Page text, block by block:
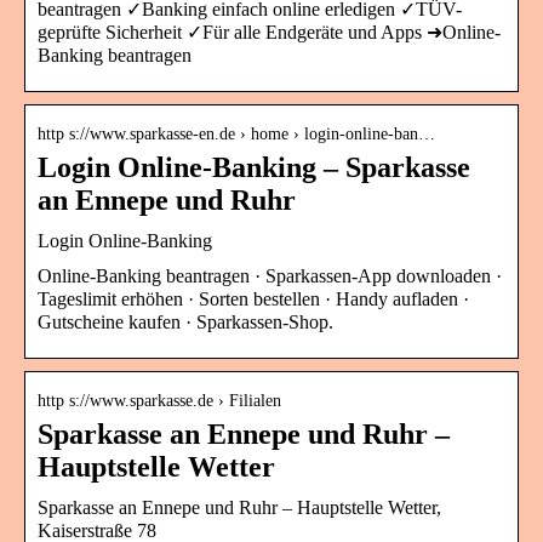
beantragen ✓Banking einfach online erledigen ✓TÜV-
geprüfte Sicherheit ✓Für alle Endgeräte und Apps ➜Online-
Banking beantragen
http s://www.sparkasse-en.de › home › login-online-ban…
Login Online-Banking – Sparkasse
an Ennepe und Ruhr
Login Online-Banking
Online-Banking beantragen · Sparkassen-App downloaden ·
Tageslimit erhöhen · Sorten bestellen · Handy aufladen ·
Gutscheine kaufen · Sparkassen-Shop.
http s://www.sparkasse.de › Filialen
Sparkasse an Ennepe und Ruhr –
Hauptstelle Wetter
Sparkasse an Ennepe und Ruhr – Hauptstelle Wetter,
Kaiserstraße 78